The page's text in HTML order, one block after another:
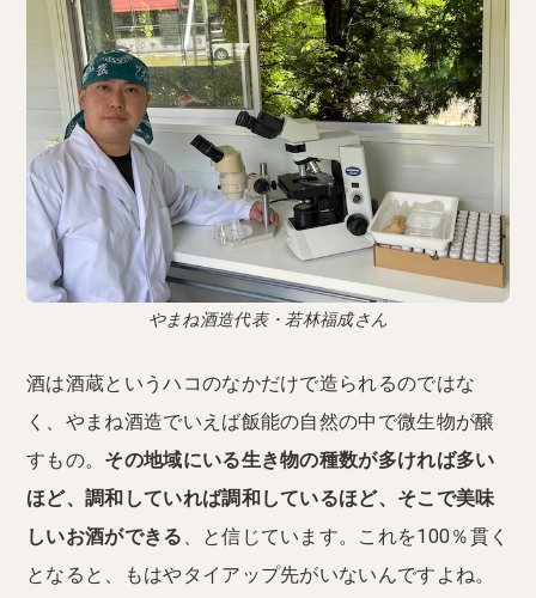
やまね酒造代表・若林福成さん
酒は酒蔵というハコのなかだけで造られるのではな
く、やまね酒造でいえば飯能の自然の中で微生物が醸
すもの。 その地域にいる生き物の種数が多ければ多い
ほど、調和していれば調和しているほど、そこで美味
しいお酒ができる 、と信じています。これを100％貫く
となると、もはやタイアップ先がいないんですよね。